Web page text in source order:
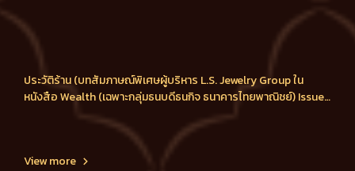
ประวัติร้าน (บทสัมภาษณ์พิเศษผู้บริหาร L.S. Jewelry Group ใน
หนังสือ Wealth (เฉพาะกลุ่มธนบดีธนกิจ ธนาคารไทยพาณิชย์) Issue
View more